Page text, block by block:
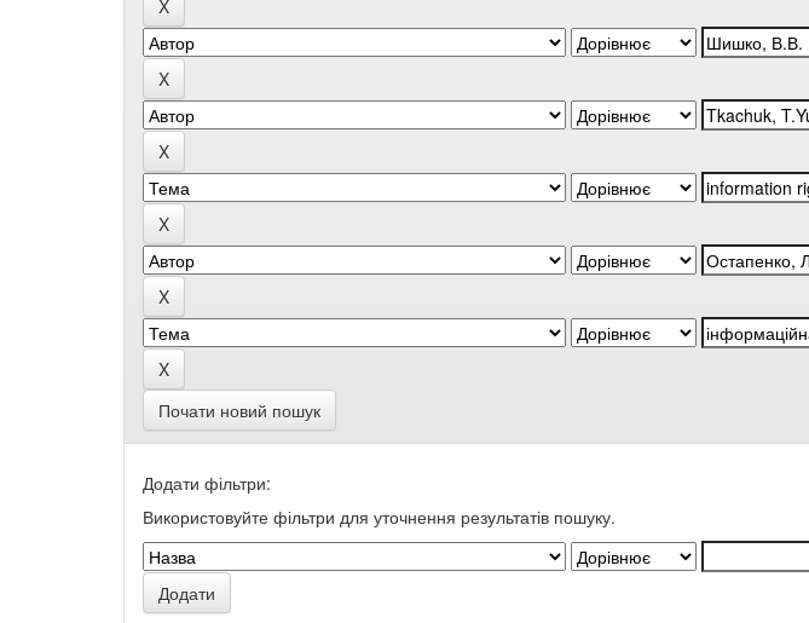
Почати новий пошук
Додати фільтри:
Використовуйте фільтри для уточнення результатів пошуку.